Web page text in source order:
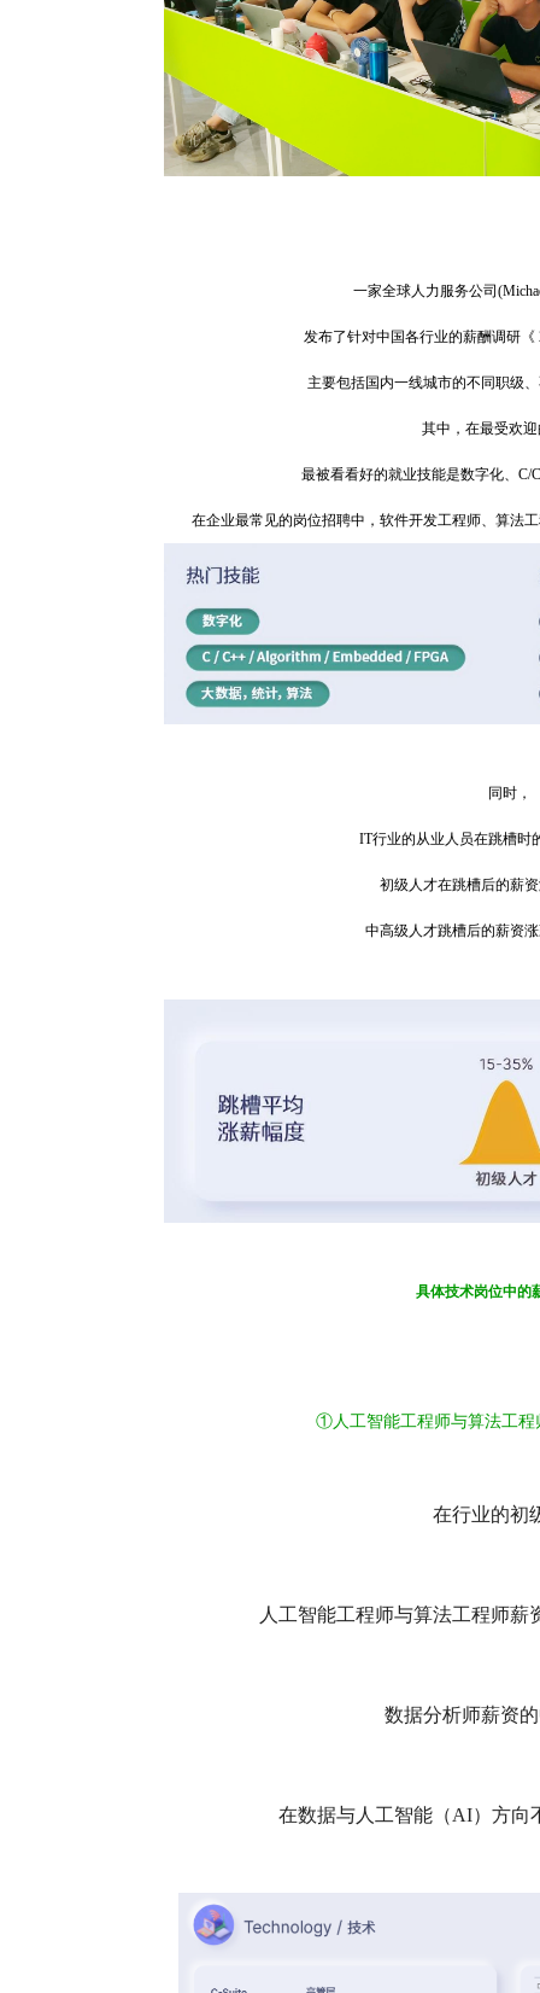
一家全球人力服务公司
发布了针对中国各行业的薪酬调研《
主要包括国内一线城市的不同职级
其中，在最受欢迎
最被看看好的就业技能是数字化、C/
在企业最常见的岗位招聘中，软件开发工程师、算法
同时，
IT行业的从业人员在跳槽时
初级人才在跳槽后的薪
中高级人才跳槽后的薪资
具体技术岗位中的
①人工智能工程师与算法工
在行业的初
人工智能工程师与算法工程师薪
数据分析师薪资
在数据与人工智能（AI）方向